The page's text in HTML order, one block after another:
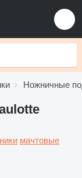
Ножничные
мачтовые